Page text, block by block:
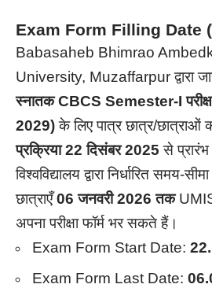
Exam Form Filling Date
Babasaheb Bhimrao
University, Muzaffarpur द्वारा
स्नातक CBCS Semester-I
2029)के लिए पात्र छात्र/छात्राओं
प्रक्रिया 22 दिसंबर 2025 से प्रारंभ
विश्वविद्यालय द्वारा निर्धारित समय-
छात्राएँ06 जनवरी 2026 तक
अपना परीक्षा फॉर्म भर सकते हैं।
Exam Form Start Date:
Exam Form Last Date: